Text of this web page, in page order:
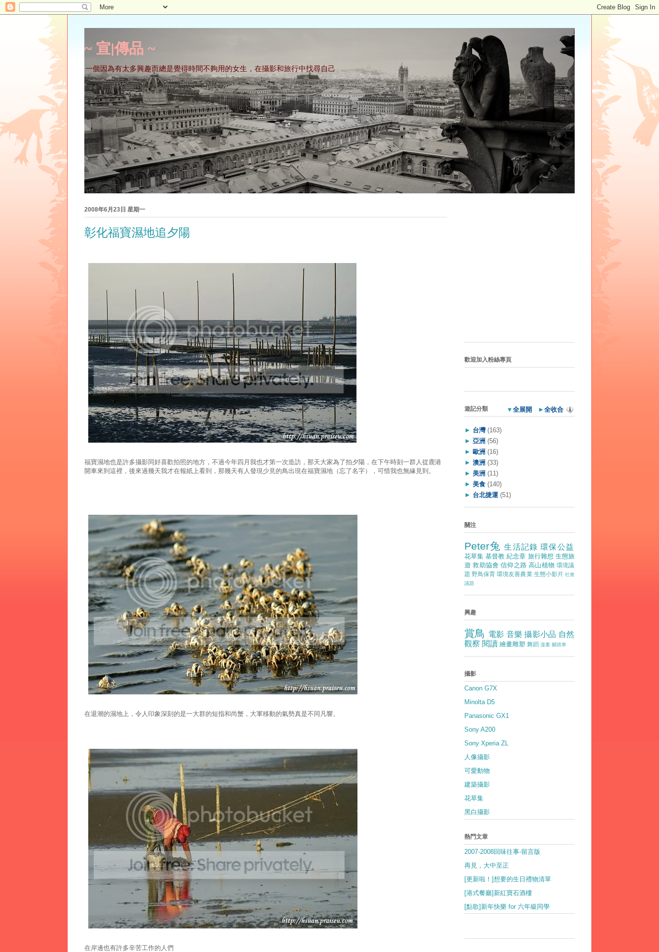
~ 宣∣傳品 ~
一個因為有太多興趣而總是覺得時間不夠用的女生，在攝影和旅行中找尋自己
2008年6月23日 星期一
彰化福寶濕地追夕陽
福寶濕地也是許多攝影同好喜歡拍照的地方，不過今年四月我也才第一次造訪，那天大家為了拍夕陽，在下午時刻一群人從鹿港
開車來到這裡，後來過幾天我才在報紙上看到，那幾天有人發現少見的鳥出現在福寶濕地（忘了名字），可惜我也無緣見到。
在退潮的濕地上，令人印象深刻的是一大群的短指和尚蟹，大軍移動的氣勢真是不同凡響。
在岸邊也有許多辛苦工作的人們
歡迎加入粉絲專頁
▼ 全展開 ► 全收合
遊記分類
► 台灣 (163)
► 亞洲 (56)
► 歐洲 (16)
► 澳洲 (33)
► 美洲 (11)
► 美食 (140)
► 台北捷運 (51)
關注
Peter兔 生活記錄 環保公益
花草集 基督教 紀念章 旅行雜想 生態旅
遊 救助協會 信仰之路 高山植物 環境議
題 野鳥保育 環境友善農業 生態小影片 社會
議題
興趣
賞鳥 電影 音樂 攝影小品 自然
觀察 閱讀 繪畫雕塑 舞蹈 漫畫 腳踏車
攝影
Canon G7X
Minolta D5
Panasonic GX1
Sony A200
Sony Xperia ZL
人像攝影
可愛動物
建築攝影
花草集
黑白攝影
熱門文章
2007-2008回味往事-留言版
再見，大中至正
[更新啦！]想要的生日禮物清單
[港式餐廳]新紅寶石酒樓
[點歌]新年快樂 for 六年級同學